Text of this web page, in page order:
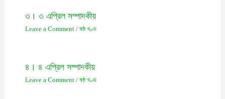
৩। ৩ এপ্রিল সম্পাদকীয়
Leave a Comment / ষষ্ঠ খণ্ড
৪। ৪ এপ্রিল সম্পাদকীয়
Leave a Comment / ষষ্ঠ খণ্ড